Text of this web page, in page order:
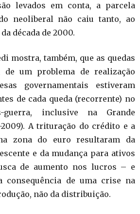
levados em conta, a parcela
neoliberal não caiu tanto, ao
década de 2000.
mostra, também, que as quedas
de um problema de realização
governamentais estiveram
de cada queda (recorrente) no
inclusive na Grande
2009). A trituração do crédito e a
zona do euro resultaram da
e da mudança para ativos
de aumento nos lucros – e
consequência de uma crise na
não da distribuição.